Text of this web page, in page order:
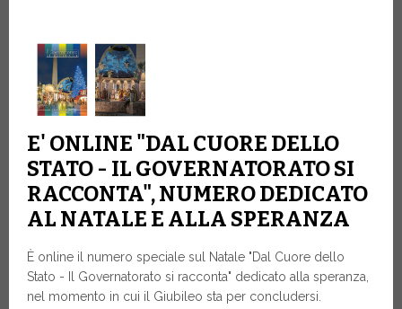
E' ONLINE "DAL CUORE DELLO
STATO - IL GOVERNATORATO SI
RACCONTA", NUMERO DEDICATO
AL NATALE E ALLA SPERANZA
È online il numero speciale sul Natale "Dal Cuore dello
Stato - Il Governatorato si racconta" dedicato alla speranza,
nel momento in cui il Giubileo sta per concludersi.